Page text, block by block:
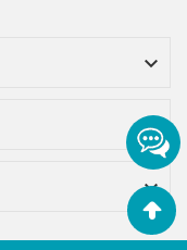


